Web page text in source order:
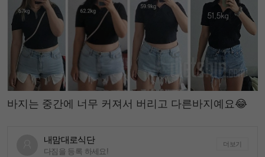
바지는 중간에 너무 커져서 버리고 다른바지예요😂
내맘대로식단
다짐을 등록 하세요!
더보기